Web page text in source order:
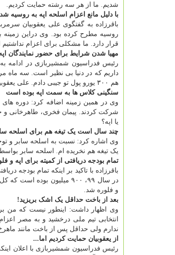
شدیم. ما از هر سه رشته حمایت کردیم.
با دلیل مانع اعزام اسلحه اپه به روسیه
باقرزاده به گفتگوی علی یعقوبیان
روسیه مطرح کرده بود. وی دراین
قرار دارد. ما مشکلی برای اعزام نداشتیم
مهیا شدن شرایط برای حضور نمایندگان
رئیس فدراسیون شمشیربازی در ادامه
هم ۳۰۰ یورو پول تو جیبی دادم. علی یعقوبیان، عبدالله سراجیان، سیامک فیض و مهدی فرجی از اسلحه اپه در این دوره حاضر شدند.
سنگینی کلاس ها به سمت اپه بوده است
شرکت کردند. پیمان فخری، طاهرخانی و
یا اپه؟
چند سال است یک تیغه هم برای اسلحه
وی اشاره کرد: نسبت به اسلحه سابر و
یک تیغه هم نخریده ام. اسلحه سابر
تمام بودجه دریافتی از کمیته برای اپه و
باقرزاده با تاکید بر اینکه تمام بودجه
در سال ۹۹، ۹۰۰ میلیون
و فلوره شد.
بعد از باخت حداقل یک اشک بریزید!
وی اظهار داشت: اینطور نیست که من
انتخابی تیم ملی درخشید و به مصر
ندارم ولی حداقل پس از باخت مانند
از یعقوبیان حمایت کردیم اما...
رئیس فدراسیون شمشیربازی با اعلان